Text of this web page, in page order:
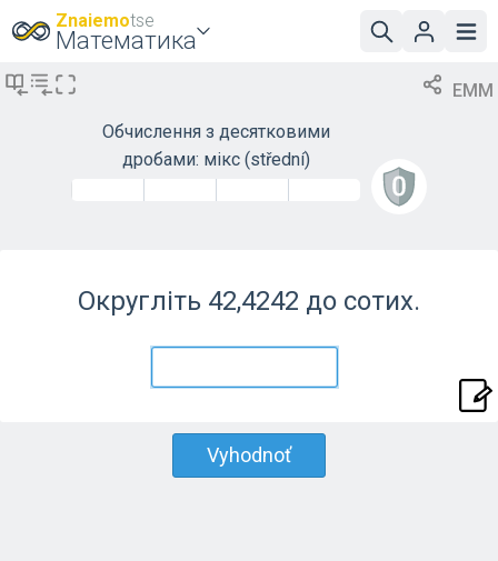
Znaiemotse
Математика
EMM
Обчислення з десятковими
дробами: мікс (střední)
Округліть 42,4242 до сотих.
Vyhodnoť